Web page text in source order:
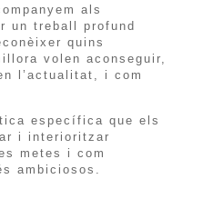
als
un treball profund
quins
volen aconseguir,
l’actualitat, i com
específica que els
i interioritzar
metes i com
ambiciosos.